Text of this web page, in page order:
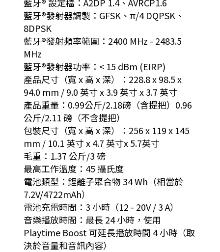
藍牙®發射器調製：GFSK、π/4 DQPSK、
8DPSK
藍牙®發射頻率範圍：2400 MHz - 2483.5
MHz
藍牙®發射器功率：< 15 dBm (EIRP)
產品尺寸（寬 x 高 x 深）：228.8 x 98.5 x
94.0 mm / 9.0 英寸 x 3.9 英寸 x 3.7 英寸
產品重量：0.99公斤/2.18磅（含提把）0.96
公斤/2.11 磅（不含提把）
包裝尺寸（寬 x 高 x 深）：256 x 119 x 145
mm / 10.1 英寸 x 4.7 英寸x 5.7英寸
毛重：1.37 公斤/3 磅
最高工作溫度：45 攝氏度
電池類型：鋰離子聚合物 34 Wh（相當於
7.2V/4722mAh）
電池充電時間：3 小時（12 - 20V / 3 A）
音樂播放時間：最長 24 小時，使用
Playtime Boost 可延長播放時間 4 小時（取
決於音量和音訊內容）